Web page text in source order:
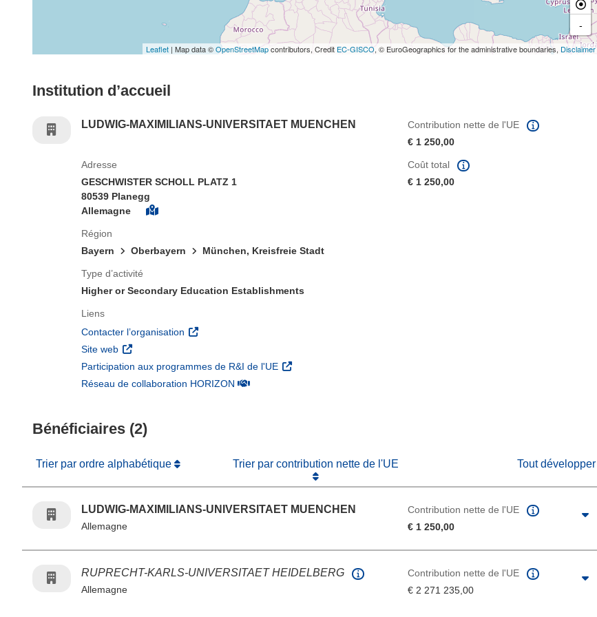
-
Leaflet | Map data ©OpenStreetMapcontributors, Credit EC-GISCO, © EuroGeographics for the administrative boundaries, Disclaimer
Institution d’accueil
LUDWIG-MAXIMILIANS-UNIVERSITAET MUENCHEN
Contribution nette de l'UE
€ 1 250,00
Adresse
GESCHWISTER SCHOLL PLATZ 1
80539 Planegg
Allemagne
Région
Bayern
Oberbayern München, Kreisfreie Stadt
Type d’activité
Higher or Secondary Education Establishments
Liens
Contacter l’organisation (s’ouvre dans une nouvelle fenêtre)
Site web (s’ouvre dans une nouvelle fenêtre)
Participation aux programmes de R&I de l'UE (s’ouvre dans une nouvelle fenêtre)
Réseau de collaboration HORIZON(s’ouvre dans une nouvelle fenêtre)
Coût total
€ 1 250,00
Bénéficiaires (2)
Trier par ordre alphabétique Trier par contribution nette de l'UE Tout développer
LUDWIG-MAXIMILIANS-UNIVERSITAET MUENCHEN
Allemagne
Contribution nette de l'UE
€ 1 250,00
RUPRECHT-KARLS-UNIVERSITAET HEIDELBERG
Allemagne
Contribution nette de l'UE
€ 2 271 235,00